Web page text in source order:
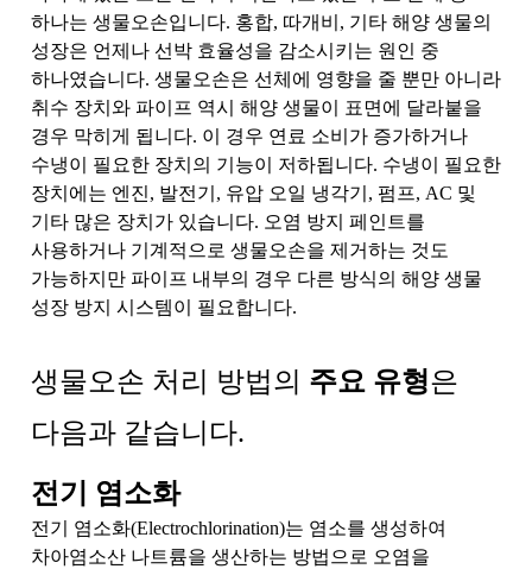
하나는 생물오손입니다. 홍합, 따개비, 기타 해양 생물의
성장은 언제나 선박 효율성을 감소시키는 원인 중
하나였습니다. 생물오손은 선체에 영향을 줄 뿐만 아니라
취수 장치와 파이프 역시 해양 생물이 표면에 달라붙을
경우 막히게 됩니다. 이 경우 연료 소비가 증가하거나
수냉이 필요한 장치의 기능이 저하됩니다. 수냉이 필요한
장치에는 엔진, 발전기, 유압 오일 냉각기, 펌프, AC 및
기타 많은 장치가 있습니다. 오염 방지 페인트를
사용하거나 기계적으로 생물오손을 제거하는 것도
가능하지만 파이프 내부의 경우 다른 방식의 해양 생물
성장 방지 시스템이 필요합니다.
생물오손 처리 방법의 주요 유형은
다음과 같습니다.
전기 염소화
전기 염소화(Electrochlorination)는 염소를 생성하여
차아염소산 나트륨을 생산하는 방법으로 오염을